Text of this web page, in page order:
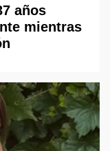
años
mientras